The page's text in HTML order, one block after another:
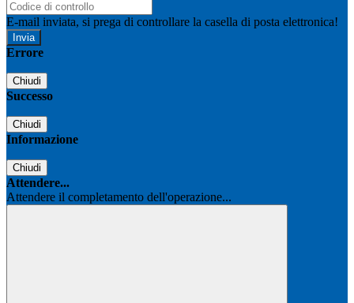
E-mail inviata, si prega di controllare la casella di posta elettronica!
Errore
Chiudi
Successo
Chiudi
Informazione
Chiudi
Attendere...
Attendere il completamento dell'operazione...